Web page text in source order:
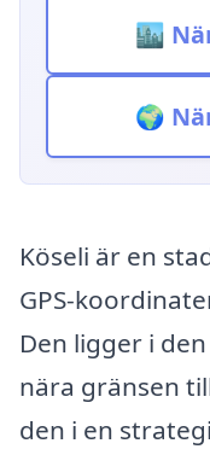
🏙️
🌍
Köseli är en
GPS-
Den ligger i
nära gränsen
den i en